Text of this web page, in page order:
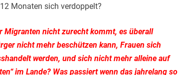
Monaten sich verdoppelt?
Migranten nicht zurecht kommt, es überall
nicht mehr beschützen kann, Frauen sich
werden, und sich nicht mehr alleine auf
im Lande? Was passiert wenn das jahrelang so